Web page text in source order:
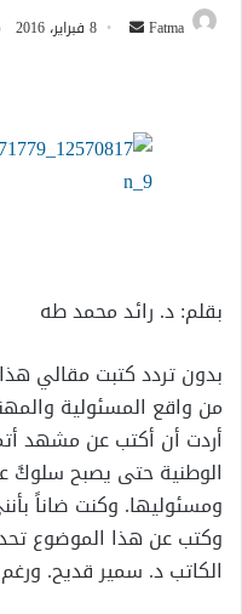
Fatma
أرسل 8 فبراير، 2016
بقلم: د. رائد محمد طه
بدون تردد كتبت مقالي
من واقع المسئولية
أردت أن أكتب عن مشهد
الوطنية حتى يصبح سلوكً
ومسئوليها. وكنت ضاناً
وكتب عن هذا الموضوع
الكاتب د. سمير قديح.